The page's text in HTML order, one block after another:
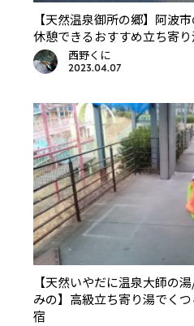
【天然温泉御所の郷】阿波
休憩できるおすすめ立ち寄
西野くに
2023.04.07
【天然いやだに温泉大師の
みの】高級立ち寄り湯でく
宿